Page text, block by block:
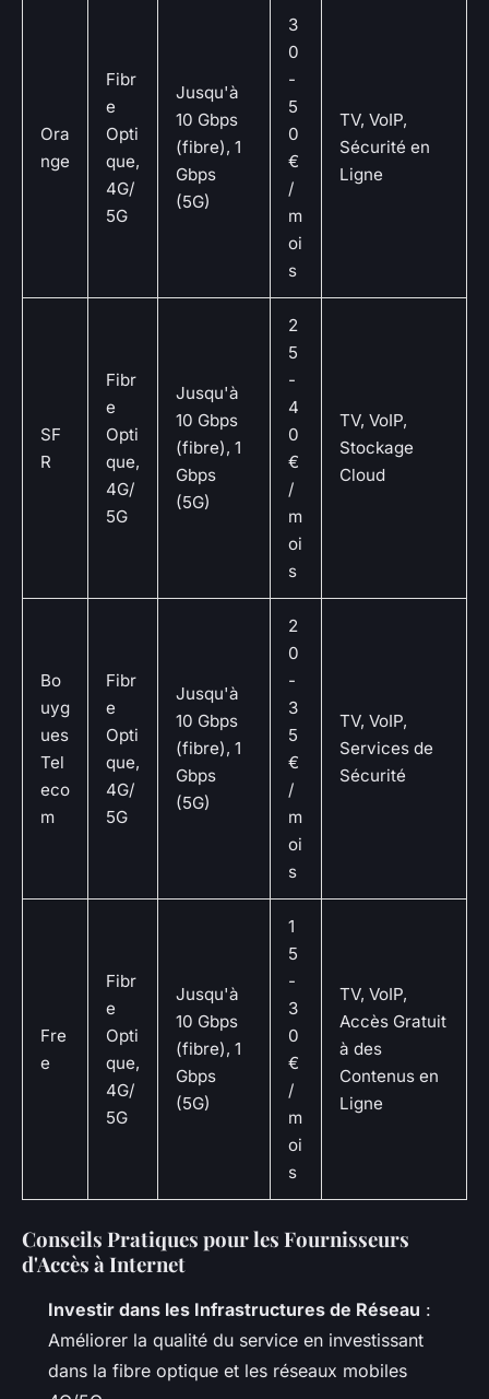
Ora
nge
Fibr
e
Opti
que,
4G/
5G
Jusqu'à
10 Gbps
(fibre), 1
Gbps
(5G)
3
0
-
5
0
€
/
m
oi
s
TV, VoIP,
Sécurité en
Ligne
SF
R
Fibr
e
Opti
que,
4G/
5G
Jusqu'à
10 Gbps
(fibre), 1
Gbps
(5G)
2
5
-
4
0
€
/
m
oi
s
TV, VoIP,
Stockage
Cloud
Bo
uyg
ues
Tel
eco
m
Fibr
e
Opti
que,
4G/
5G
Jusqu'à
10 Gbps
(fibre), 1
Gbps
(5G)
2
0
-
3
5
€
/
m
oi
s
TV, VoIP,
Services de
Sécurité
Fre
e
Fibr
e
Opti
que,
4G/
5G
Jusqu'à
10 Gbps
(fibre), 1
Gbps
(5G)
1
5
-
3
0
€
/
m
oi
s
TV, VoIP,
Accès Gratuit
à des
Contenus en
Ligne
Conseils Pratiques pour les Fournisseurs
d'Accès à Internet
Investir dans les Infrastructures de Réseau :
Améliorer la qualité du service en investissant
dans la fibre optique et les réseaux mobiles